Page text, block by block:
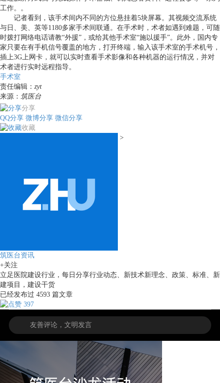
工作。。
记者看到，该手术间内不同的方位悬挂着5块屏幕。其视频交流系统
与日、美、英等1180多家手术间联通。在手术时，术者如遇到难题，可随
时拨打网络电话请教“外援”，或给其他手术室“施以援手”。此外，国内专
家只要在有手机信号覆盖的地方，打开终端，输入该手术室的手术机号，
插上3G上网卡，就可以实时查看手术影像和各种机器的运行情况，并对
术者进行实时远程指导。
手术室
责任编辑： zyt
来源： 筑医台
分享
QQ分享 微博分享 微信分享
收藏
>
筑医台资讯
+关注
立足医院建设行业，每日分享行业动态、新技术新理念、政策、标准、新
建项目，建设干货
已经发布过 4593 篇文章
397